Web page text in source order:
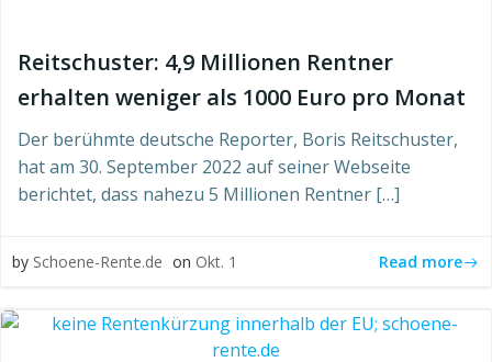
Reitschuster: 4,9 Millionen Rentner
erhalten weniger als 1000 Euro pro Monat
Der berühmte deutsche Reporter, Boris Reitschuster,
hat am 30. September 2022 auf seiner Webseite
berichtet, dass nahezu 5 Millionen Rentner […]
by Schoene-Rente.de on Okt. 1 Read more